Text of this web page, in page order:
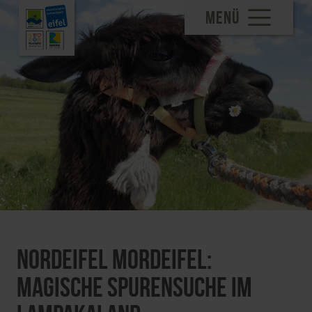
MENÜ
Nordeifel Mordeifel:
Magische Spurensuche im